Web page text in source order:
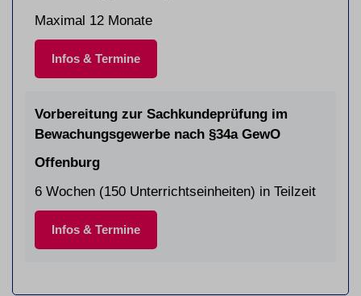
Maximal 12 Monate
Infos & Termine
Vorbereitung zur Sachkundeprüfung im
Bewachungsgewerbe nach §34a GewO
Offenburg
6 Wochen (150 Unterrichtseinheiten) in Teilzeit
Infos & Termine